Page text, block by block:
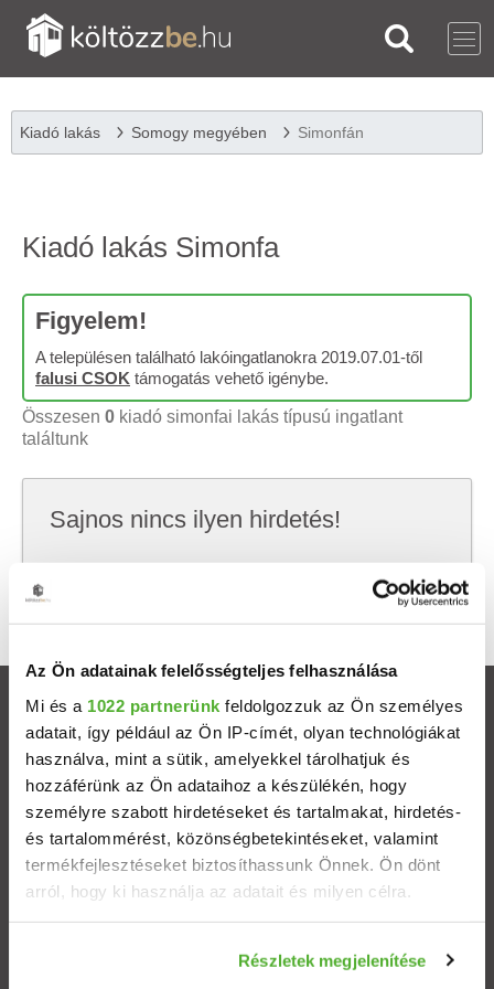
Az Ön adatainak felelősségteljes felhasználása
Mi és a 1022 partnerünk feldolgozzuk az Ön személyes
adatait, így például az Ön IP-címét, olyan technológiákat
használva, mint a sütik, amelyekkel tárolhatjuk és
hozzáférünk az Ön adataihoz a készülékén, hogy
személyre szabott hirdetéseket és tartalmakat, hirdetés-
és tartalommérést, közönségbetekintéseket, valamint
termékfejlesztéseket biztosíthassunk Önnek. Ön dönt
arról, hogy ki használja az adatait és milyen célra.
Információgyűjtés az Ön földrajzi elhelyezkedéséről
Részletek megjelenítése
Kiadó lakás Somogy megyében Simonfán
Kiadó lakás Simonfa
Figyelem!
A településen található lakóingatlanokra 2019.07.01-től
falusi CSOK támogatás vehető igénybe.
Összesen 0 kiadó simonfai lakás típusú ingatlant
találtunk
Sajnos nincs ilyen hirdetés!
keresni, hátha akkor megtalálod, amit keresel.
Ingatlanok
Eladó házak
Eladó lakások
Települések